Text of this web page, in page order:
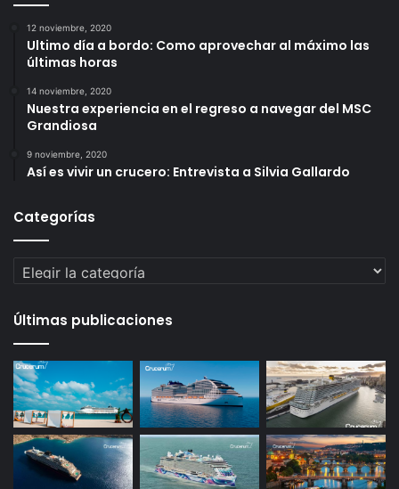
12 noviembre, 2020
Ultimo día a bordo: Como aprovechar al máximo las
últimas horas
14 noviembre, 2020
Nuestra experiencia en el regreso a navegar del MSC
Grandiosa
9 noviembre, 2020
Así es vivir un crucero: Entrevista a Silvia Gallardo
Categorías
Categorías
Últimas publicaciones